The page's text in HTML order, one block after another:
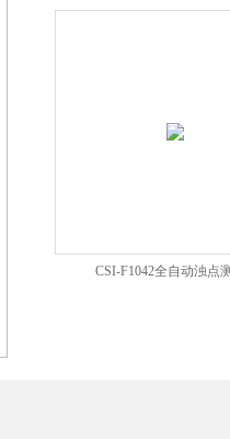
减测试仪
CSI-F1042全自动浊点